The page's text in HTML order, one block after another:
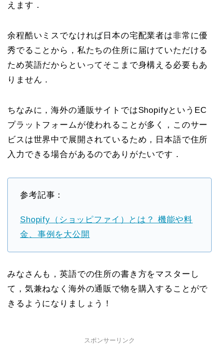
えます．
余程酷いミスでなければ日本の宅配業者は非常に優
秀でることから，私たちの住所に届けていただける
ため英語だからといってそこまで身構える必要もあ
りません．
ちなみに，海外の通販サイトではShopifyというEC
プラットフォームが使われることが多く，このサー
ビスは世界中で展開されているため，日本語で住所
入力できる場合があるのでありがたいです．
参考記事：
Shopify（ショッピファイ）とは？ 機能や料
金、事例を大公開
みなさんも，英語での住所の書き方をマスターし
て，気兼ねなく海外の通販で物を購入することがで
きるようになりましょう！
スポンサーリンク